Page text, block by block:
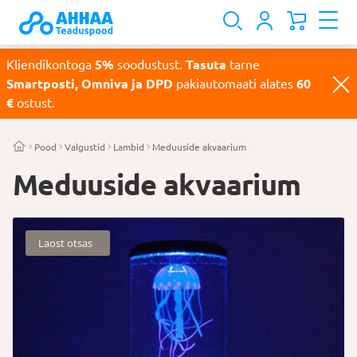
Kliendikontoga 5% soodustust. Tasuta tarne
Smartposti, Omniva ja DPD pakiautomaati alates 60
€ ostust.
Pood Valgustid Lambid Meduuside akvaarium
Meduuside akvaarium
Laost otsas